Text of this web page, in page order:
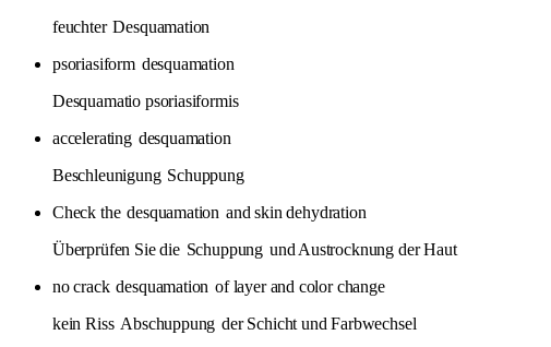
feuchter Desquamation
psoriasiform desquamation
Desquamatio psoriasiformis
accelerating desquamation
Beschleunigung Schuppung
Check the desquamation and skin dehydration
Überprüfen Sie die Schuppung und Austrocknung der Haut
no crack desquamation of layer and color change
kein Riss Abschuppung der Schicht und Farbwechsel